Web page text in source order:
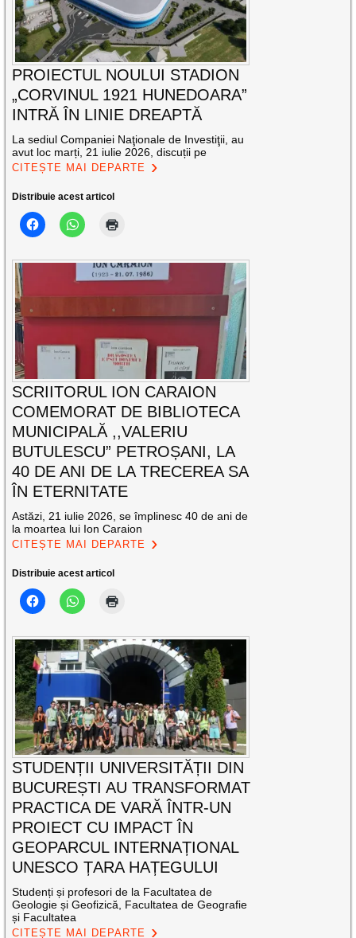
PROIECTUL NOULUI STADION
„CORVINUL 1921 HUNEDOARA”
INTRĂ ÎN LINIE DREAPTĂ
La sediul Companiei Naţionale de Investiţii, au
avut loc marți, 21 iulie 2026, discuții pe
CITEȘTE MAI DEPARTE
Distribuie acest articol
SCRIITORUL ION CARAION
COMEMORAT DE BIBLIOTECA
MUNICIPALĂ ,,VALERIU
BUTULESCU” PETROȘANI, LA
40 DE ANI DE LA TRECEREA SA
ÎN ETERNITATE
Astăzi, 21 iulie 2026, se împlinesc 40 de ani de
la moartea lui Ion Caraion
CITEȘTE MAI DEPARTE
Distribuie acest articol
STUDENȚII UNIVERSITĂȚII DIN
BUCUREȘTI AU TRANSFORMAT
PRACTICA DE VARĂ ÎNTR-UN
PROIECT CU IMPACT ÎN
GEOPARCUL INTERNAȚIONAL
UNESCO ȚARA HAȚEGULUI
Studenți și profesori de la Facultatea de
Geologie și Geofizică, Facultatea de Geografie
și Facultatea
CITEȘTE MAI DEPARTE